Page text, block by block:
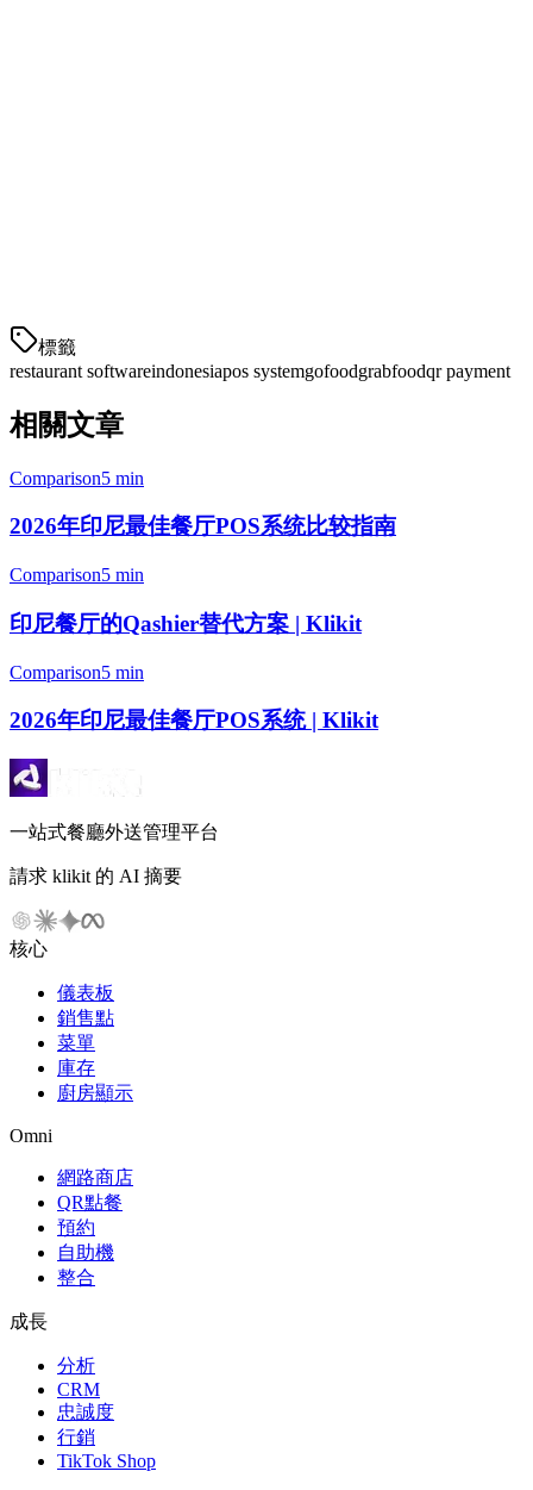
標籤
restaurant softwareindonesiapos systemgofoodgrabfoodqr payment
相關文章
Comparison5 min
2026年印尼最佳餐厅POS系统比较指南
Comparison5 min
印尼餐厅的Qashier替代方案 | Klikit
Comparison5 min
2026年印尼最佳餐厅POS系统 | Klikit
一站式餐廳外送管理平台
請求 klikit 的 AI 摘要
核心
儀表板
銷售點
菜單
庫存
廚房顯示
Omni
網路商店
QR點餐
預約
自助機
整合
成長
分析
CRM
忠誠度
行銷
TikTok Shop